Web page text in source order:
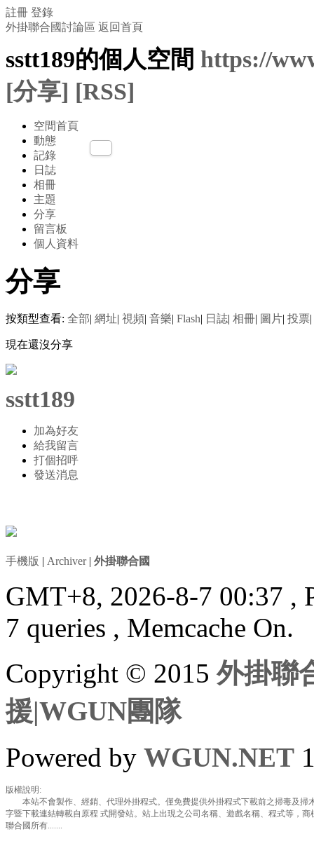
註冊 登錄
外掛聯合國討論區 返回首頁
sstt189的個人空間 https://
[分享] [RSS]
空間首頁
動態
記錄
日誌
相冊
主題
分享
留言板
個人資料
分享
按類型查看: 全部| 網址| 視頻| 音樂| Flash| 日誌| 相冊| 圖片| 投票|
現在還沒分享
sstt189
加為好友
給我留言
打個招呼
發送消息
手機版 | Archiver| 外掛聯合國
GMT+8, 2026-8-7 00:37 ,
7 queries , Memcache On.
Copyright © 2015外掛聯
援|WGUN團隊
Powered by WGUN.NET
版權說明:
本站不會製作、經銷、代理外掛程式。僅免費提供外掛程式下載前之掃毒及掃
字暨下載連結轉載自原程 式開發站。站上出現之公司名稱、遊戲名稱、程式等，
聯合國所有.......